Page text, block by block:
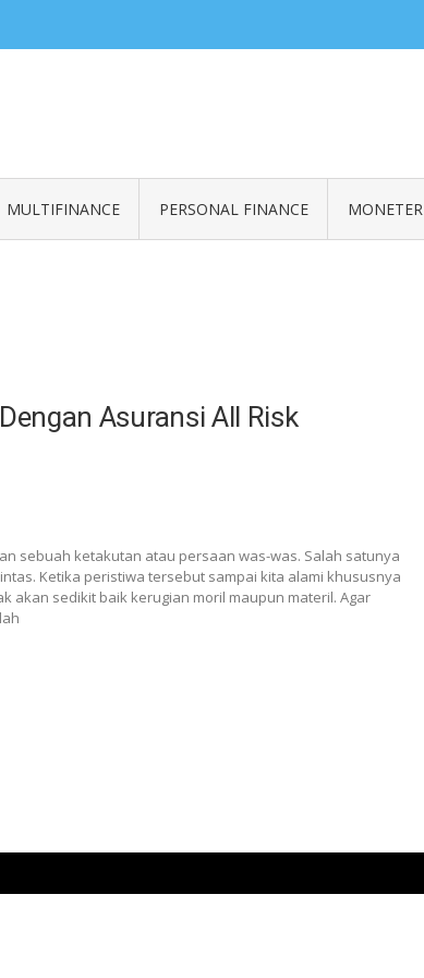
MULTIFINANCE PERSONAL FINANCE MONETER
Asuransi All Risk
sebuah ketakutan atau persaan was-was. Salah satunya
Ketika peristiwa tersebut sampai kita alami khususnya
akan sedikit baik kerugian moril maupun materil. Agar